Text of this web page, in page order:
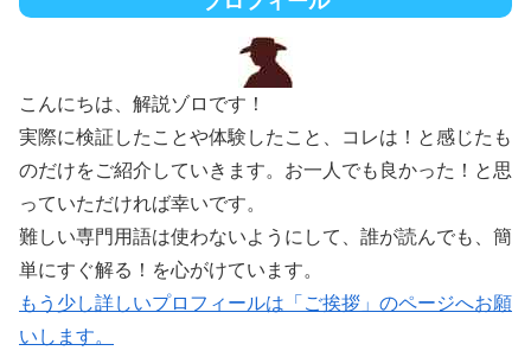
こんにちは、解説ゾロです！
実際に検証したことや体験したこと、コレは！と感じたも
のだけをご紹介していきます。お一人でも良かった！と思
っていただければ幸いです。
難しい専門用語は使わないようにして、誰が読んでも、簡
単にすぐ解る！を心がけています。
もう少し詳しいプロフィールは「ご挨拶」のページへお願
いします。